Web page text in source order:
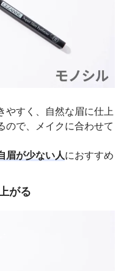
やすく、自然な眉に仕上
ので、メイクに合わせて
眉が少ない人におすすめ
がる